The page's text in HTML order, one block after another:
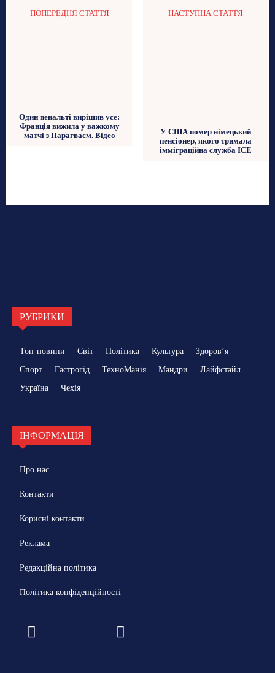
ПОПЕРЕДНЯ СТАТТЯ
Один пенальті вирішив усе:
Франція вижила у важкому
матчі з Парагваєм. Відео
НАСТУПНА СТАТТЯ
У США помер німецький
пенсіонер, якого тримала
імміграційна служба ICE
РУБРИКИ
Топ-новини Світ Політика Культура
Здоровʼя
Спорт
Гастрогід ТехноМанія Мандри
Лайфстайл
Україна
Чехія
ІНФОРМАЦІЯ
Про нас
Контакти
Корисні контакти
Реклама
Редакційна політика
Політика конфіденційності